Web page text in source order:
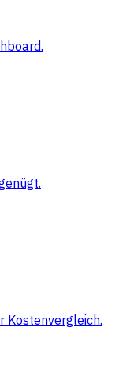
Kostenvergleich.